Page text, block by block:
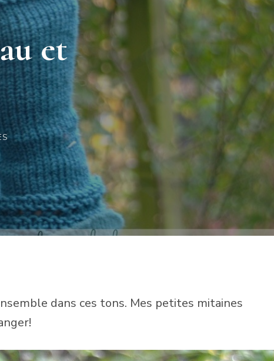
et
SUR
TRIO
:
SNOOD,
BANDEAU
ET
MITAINES
dans ces tons. Mes petites mitaines